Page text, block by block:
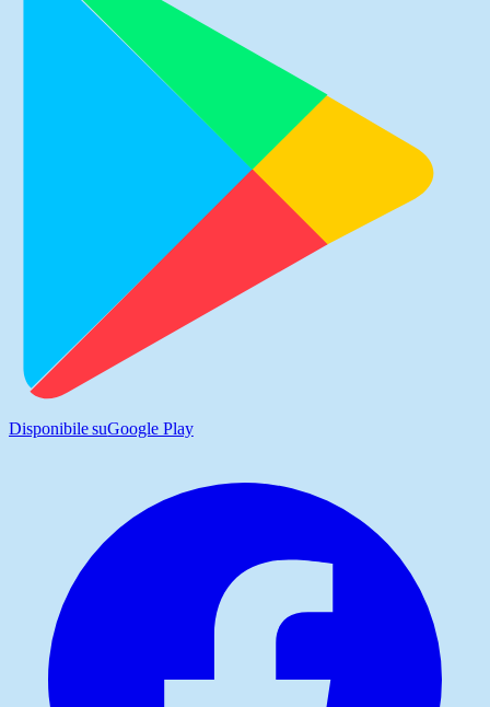
Disponibile suGoogle Play